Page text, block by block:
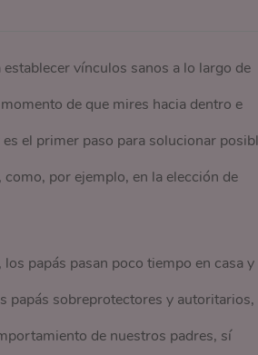
vínculos sanos a lo largo de
de que mires hacia dentro e
el primer paso para solucionar
por ejemplo, en la elección de
papás pasan poco tiempo en casa y
papás sobreprotectores y autoritarios,
de nuestros padres, sí